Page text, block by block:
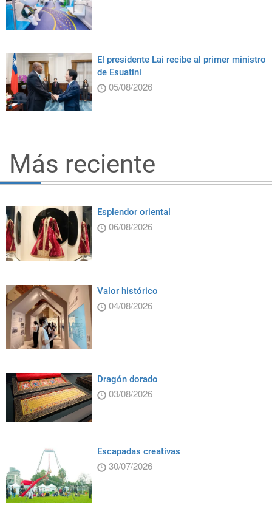
El presidente Lai recibe al primer ministro
de Esuatini
05/08/2026
Más reciente
Esplendor oriental
06/08/2026
Valor histórico
04/08/2026
Dragón dorado
03/08/2026
Escapadas creativas
30/07/2026